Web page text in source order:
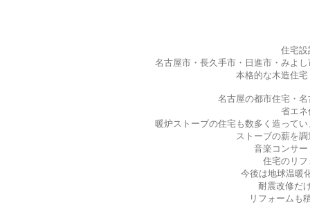
住宅設
名古屋市・長久手市・日進市・みよ
本格的な木造住
名古屋の都市住宅・
省エネ
暖炉ストーブの住宅も数多く造って
ストーブの薪を
音楽コンサ
住宅のリ
今後は地球温暖
耐震改修だ
リフォームも